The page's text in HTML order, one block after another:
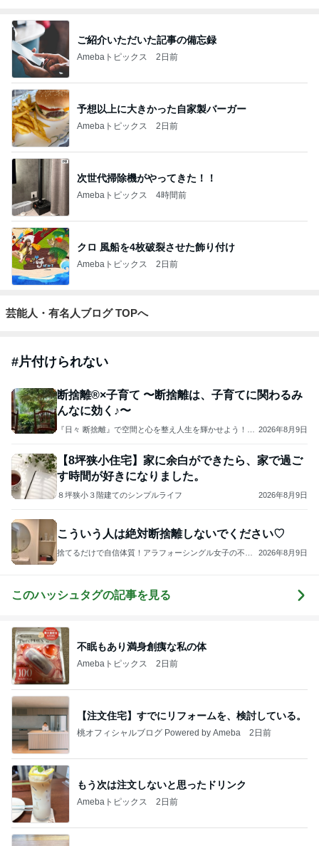
ご紹介いただいた記事の備忘録
Amebaトピックス 2日前
予想以上に大きかった自家製バーガー
Amebaトピックス 2日前
次世代掃除機がやってきた！！
Amebaトピックス 4時間前
クロ 風船を4枚破裂させた飾り付け
Amebaトピックス 2日前
芸能人・有名人ブログ TOPへ
#片付けられない
断捨離®×子育て 〜断捨離は、子育てに関わるみ
んなに効く♪〜
『日々 断捨離』で空間と心を整え人生を輝かせよう！断
2026年8月9日
【8坪狭小住宅】家に余白ができたら、家で過ご
す時間が好きになりました。
８坪狭小３階建てのシンプルライフ 2026年8月9日
こういう人は絶対断捨離しないでください♡
捨てるだけで自信体質！アラフォーシングル女子の不安
2026年8月9日
このハッシュタグの記事を見る
不眠もあり満身創痍な私の体
Amebaトピックス 2日前
【注文住宅】すでにリフォームを、検討している。
桃オフィシャルブログ Powered by Ameba 2日前
もう次は注文しないと思ったドリンク
Amebaトピックス 2日前